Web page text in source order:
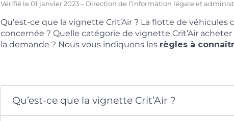
Vérifié le 01 janvier 2023 – Direction de l’information légale et
Qu’est-ce que la vignette Crit’Air ? La flotte de véhicules
concernée ? Quelle catégorie de vignette Crit’Air
la demande ? Nous vous indiquons les règles à
Qu’est-ce que la vignette Crit’Air ?